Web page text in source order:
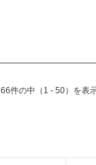
66件の中（1 - 50）を表